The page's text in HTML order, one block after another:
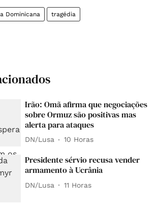
Dominicana tragédia
Irão: Omã afirma que negociações
sobre Ormuz são positivas mas
alerta para ataques
DN/Lusa 10 Horas
Presidente sérvio recusa vender
armamento à Ucrânia
DN/Lusa 11 Horas